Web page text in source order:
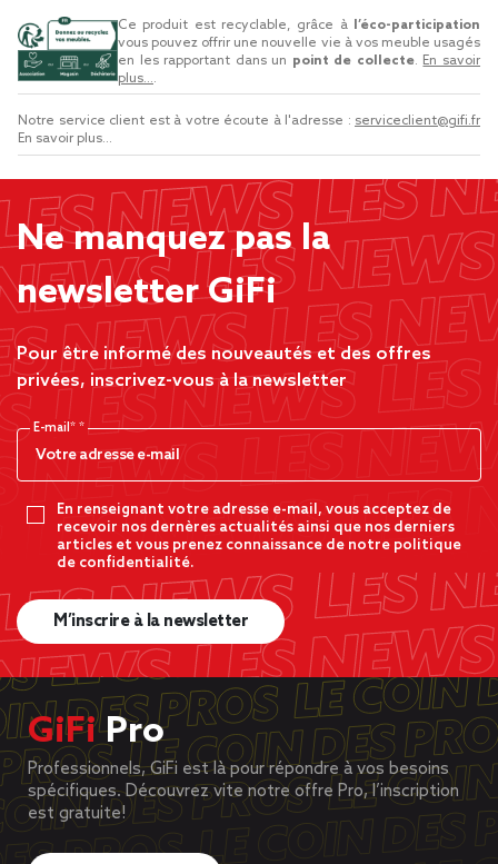
Ce produit est recyclable, grâce à
l’éco-participation
vous pouvez offrir une nouvelle vie à vos meuble usagés
en les rapportant dans un point de collecte. En savoir
plus....
Notre service client est à votre écoute à l'adresse : serviceclient@gifi.fr
En savoir plus...
Ne manquez pas la
newsletter GiFi
Pour être informé des nouveautés et des offres
privées, inscrivez-vous à la newsletter
E-mail*
En renseignant votre adresse e-mail, vous acceptez de
recevoir nos dernères actualités ainsi que nos derniers
articles et vous prenez connaissance de notre politique
de confidentialité.
M’inscrire à la newsletter
GiFiPro
Professionnels, GiFi est là pour répondre à vos besoins
spécifiques. Découvrez vite notre offre Pro, l’inscription
est gratuite!